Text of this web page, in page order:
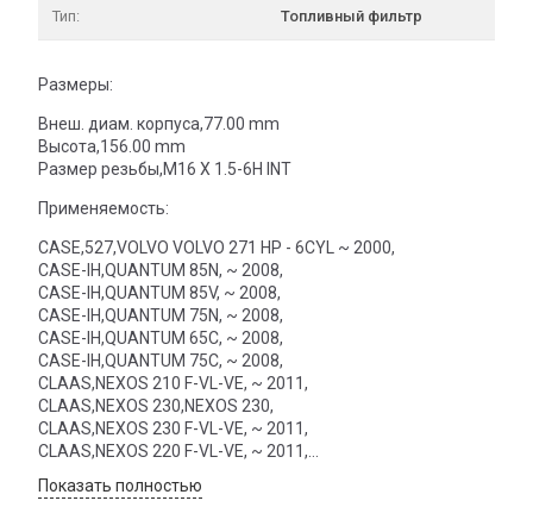
Тип: Топливный фильтр
Размеры:
Внеш. диам. корпуса,77.00 mm
Высота,156.00 mm
Размер резьбы,M16 X 1.5-6H INT
Применяемость:
CASE,527,VOLVO VOLVO 271 HP - 6CYL ~ 2000,
CASE-IH,QUANTUM 85N, ~ 2008,
CASE-IH,QUANTUM 85V, ~ 2008,
CASE-IH,QUANTUM 75N, ~ 2008,
CASE-IH,QUANTUM 65C, ~ 2008,
CASE-IH,QUANTUM 75C, ~ 2008,
CLAAS,NEXOS 210 F-VL-VE, ~ 2011,
CLAAS,NEXOS 230,NEXOS 230,
CLAAS,NEXOS 230 F-VL-VE, ~ 2011,
CLAAS,NEXOS 220 F-VL-VE, ~ 2011,
CLAAS,NEXOS 240 F-VL, ~ 2011,
Показать полностью